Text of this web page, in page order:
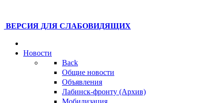
ВЕРСИЯ ДЛЯ СЛАБОВИДЯЩИХ
Новости
Back
Общие новости
Объявления
Лабинск-фронту (Архив)
Мобилизация